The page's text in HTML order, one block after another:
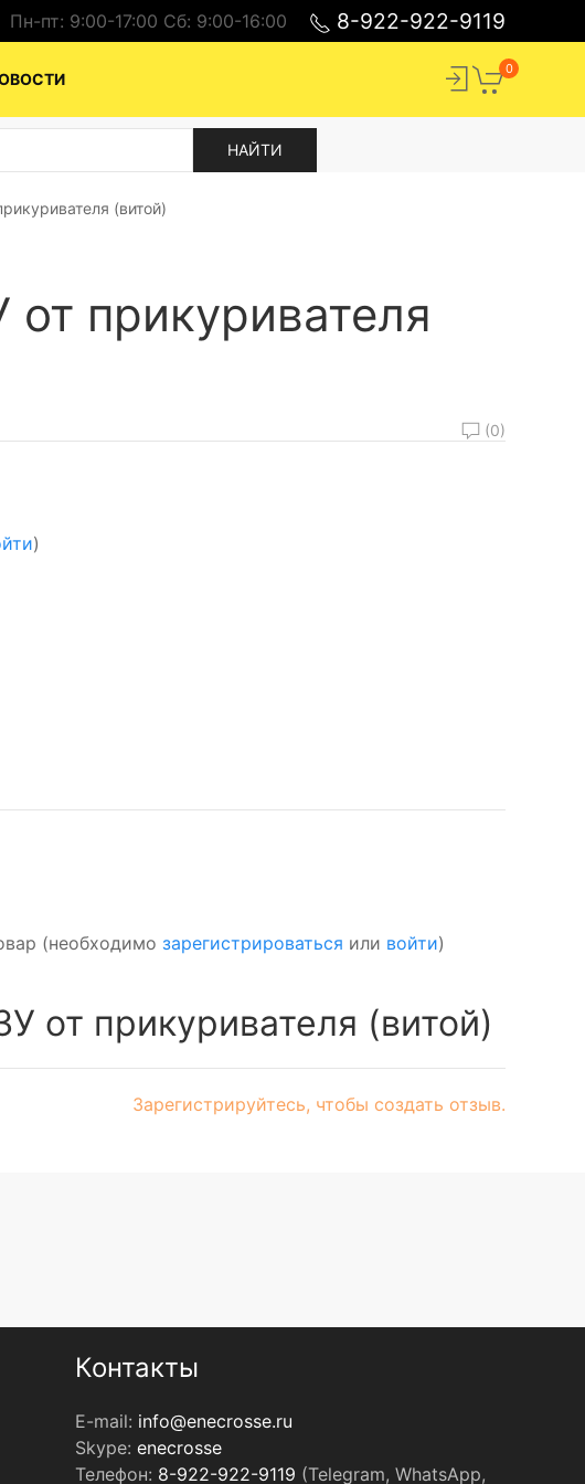
Пн-пт: 9:00-17:00 Cб: 9:00-16:00 8-922-922-9119
0
(витой)
прикуривателя
(0)
)
(необходимо зарегистрироваться или войти)
от прикуривателя (витой)
Зарегистрируйтесь, чтобы создать отзыв.
Контакты
E-mail: info@enecrosse.ru
Skype: enecrosse
Телефон: 8-922-922-9119 (Telegram, WhatsApp,